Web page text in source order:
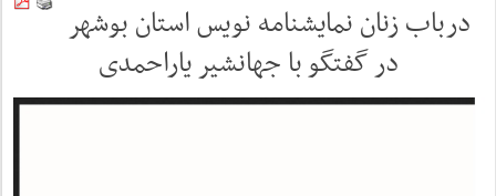
درباب زنان نمایشنامه نویس استان بوشهر
در گفتگو با جهانشیر یاراحمدی